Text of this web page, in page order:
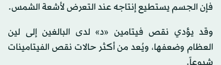
فإن الجسم يستطيع إنتاجه عند التعرض لأشعة الشمس.
وقد يؤدي نقص فيتامين «د» لدى البالغين إلى لين
العظام وضعفها، ويُعد من أكثر حالات نقص الفيتامينات
شيوعاً.